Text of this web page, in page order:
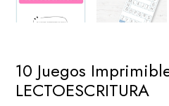
10 Juegos
LECTOESCRITURA